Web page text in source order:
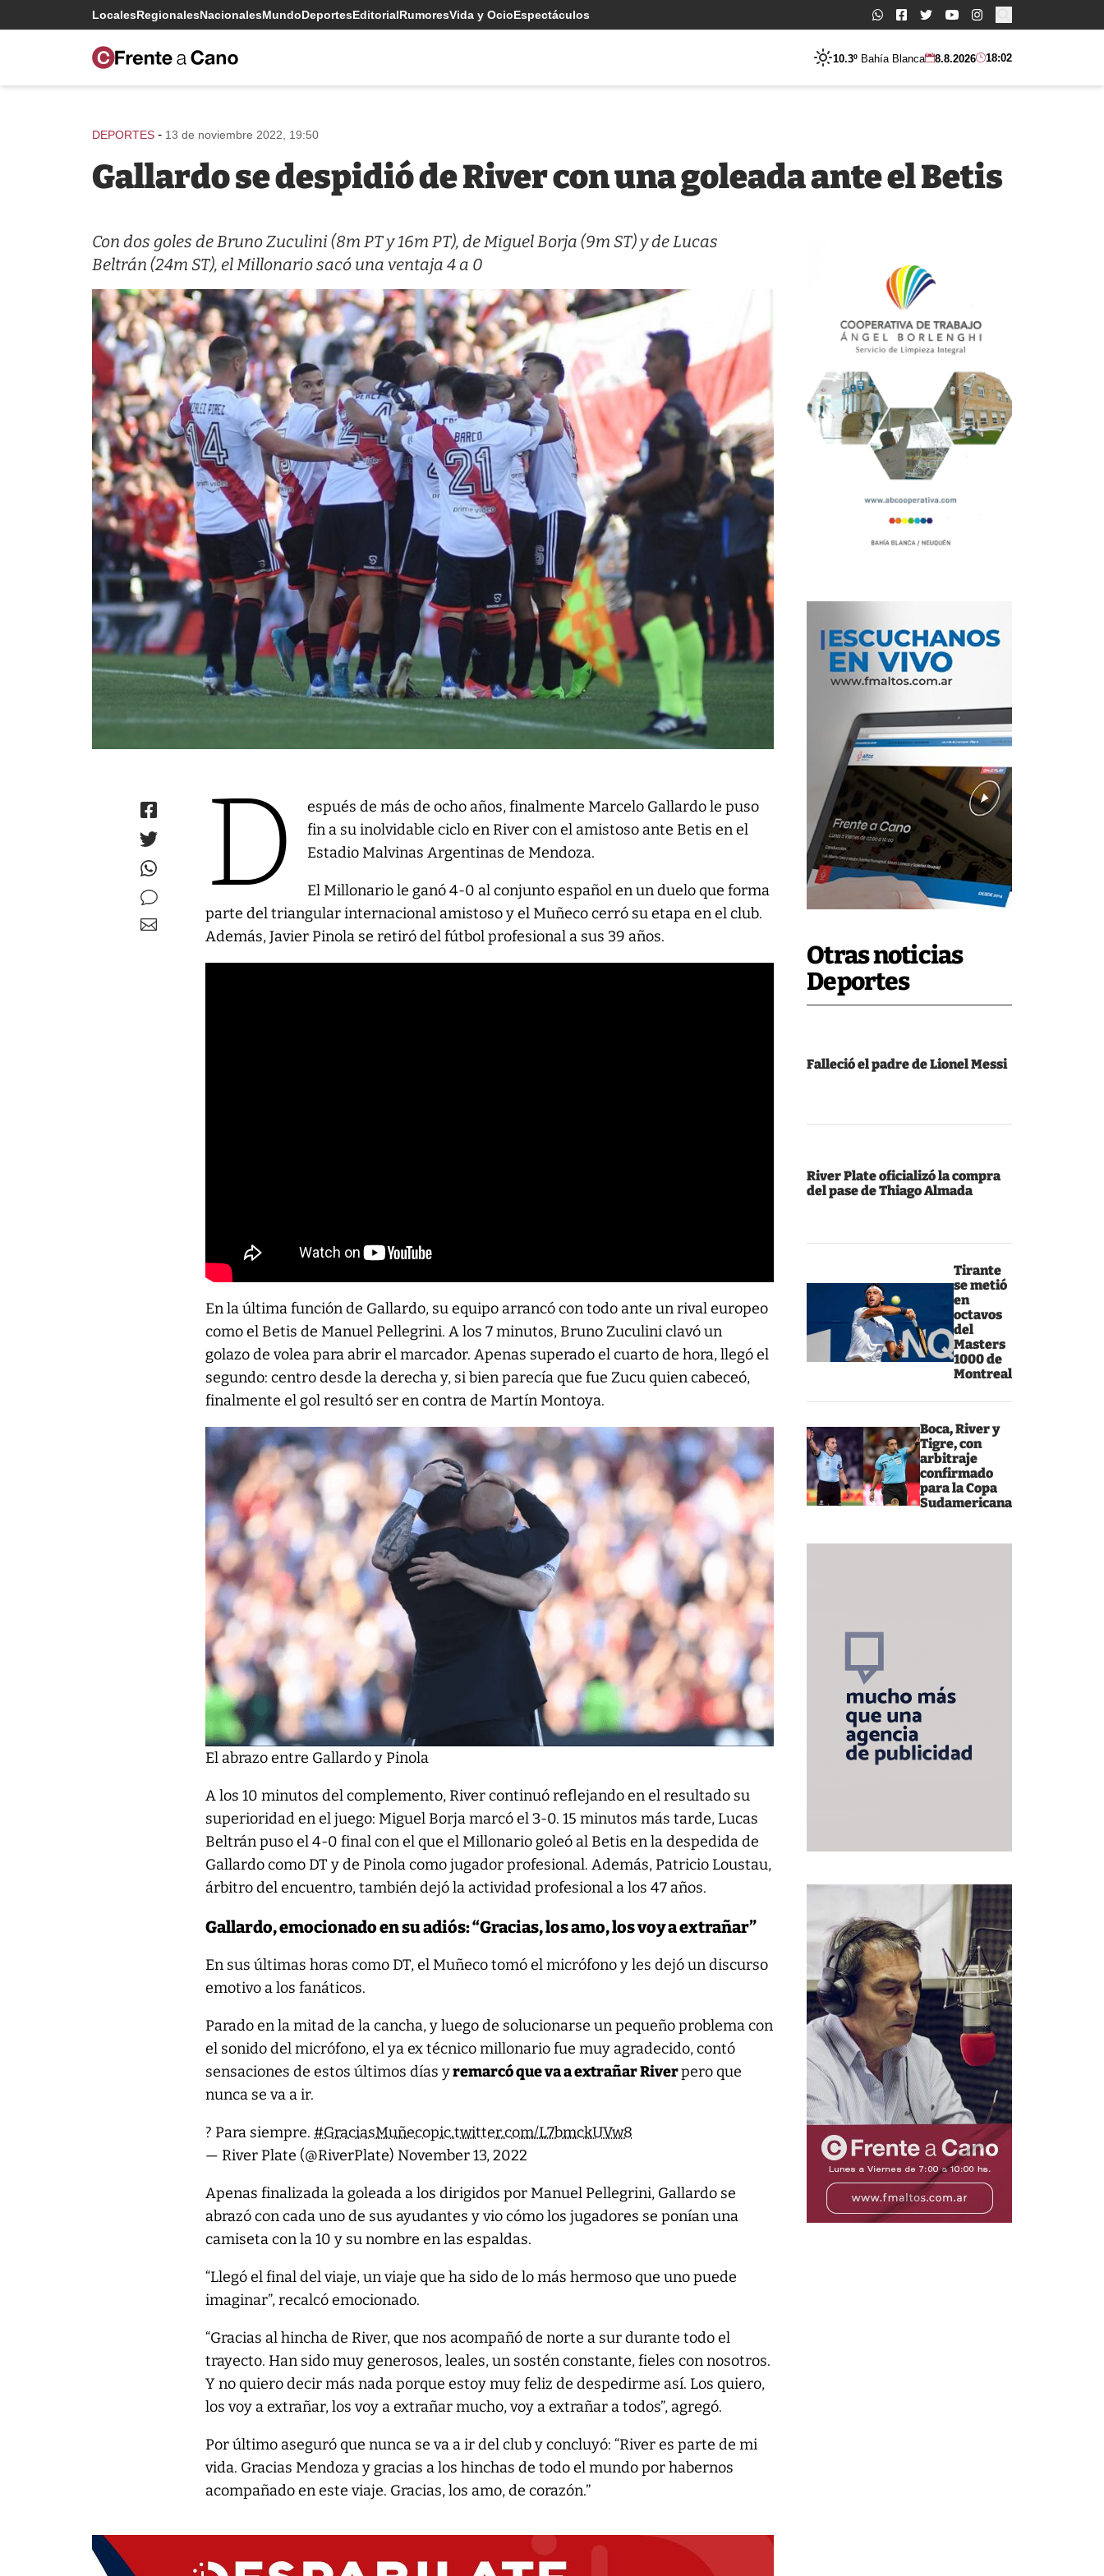
LocalesRegionalesNacionalesMundoDeportesEditorialRumoresVida y OcioEspectáculos Buscar:
10.3º Bahía Blanca 8.8.2026 18:02
Otras noticias
Deportes
Falleció el padre de Lionel Messi
River Plate oficializó la compra
del pase de Thiago Almada
Tirante
se metió
en
octavos
del
Masters
1000 de
Montreal
Boca, River y
Tigre, con
arbitraje
confirmado
para la Copa
Sudamericana
DEPORTES - 13 de noviembre 2022, 19:50
Gallardo se despidió de River con una goleada ante el Betis
Con dos goles de Bruno Zuculini (8m PT y 16m PT), de Miguel Borja (9m ST) y de Lucas
Beltrán (24m ST), el Millonario sacó una ventaja 4 a 0
D
espués de más de ocho años, finalmente Marcelo Gallardo le puso
fin a su inolvidable ciclo en River con el amistoso ante Betis en el
Estadio Malvinas Argentinas de Mendoza.
El Millonario le ganó 4-0 al conjunto español en un duelo que forma
parte del triangular internacional amistoso y el Muñeco cerró su etapa en el club.
Además, Javier Pinola se retiró del fútbol profesional a sus 39 años.
En la última función de Gallardo, su equipo arrancó con todo ante un rival europeo
como el Betis de Manuel Pellegrini. A los 7 minutos, Bruno Zuculini clavó un
golazo de volea para abrir el marcador. Apenas superado el cuarto de hora, llegó el
segundo: centro desde la derecha y, si bien parecía que fue Zucu quien cabeceó,
finalmente el gol resultó ser en contra de Martín Montoya.
El abrazo entre Gallardo y Pinola
A los 10 minutos del complemento, River continuó reflejando en el resultado su
superioridad en el juego: Miguel Borja marcó el 3-0. 15 minutos más tarde, Lucas
Beltrán puso el 4-0 final con el que el Millonario goleó al Betis en la despedida de
Gallardo como DT y de Pinola como jugador profesional. Además, Patricio Loustau,
árbitro del encuentro, también dejó la actividad profesional a los 47 años.
Gallardo, emocionado en su adiós: “Gracias, los amo, los voy a extrañar”
En sus últimas horas como DT, el Muñeco tomó el micrófono y les dejó un discurso
emotivo a los fanáticos.
Parado en la mitad de la cancha, y luego de solucionarse un pequeño problema con
el sonido del micrófono, el ya ex técnico millonario fue muy agradecido, contó
sensaciones de estos últimos días yremarcó que va a extrañar Riverpero que
nunca se va a ir.
? Para siempre. #GraciasMuñecopic.twitter.com/L7bmckUVw8
— River Plate (@RiverPlate)November 13, 2022
Apenas finalizada la goleada a los dirigidos por Manuel Pellegrini, Gallardo se
abrazó con cada uno de sus ayudantes y vio cómo los jugadores se ponían una
camiseta con la 10 y su nombre en las espaldas.
“Llegó el final del viaje, un viaje que ha sido de lo más hermoso que uno puede
imaginar”, recalcó emocionado.
“Gracias al hincha de River, que nos acompañó de norte a sur durante todo el
trayecto. Han sido muy generosos, leales, un sostén constante, fieles con nosotros.
Y no quiero decir más nada porque estoy muy feliz de despedirme así. Los quiero,
los voy a extrañar, los voy a extrañar mucho, voy a extrañar a todos”, agregó.
Por último aseguró que nunca se va a ir del club y concluyó: “River es parte de mi
vida. Gracias Mendoza y gracias a los hinchas de todo el mundo por habernos
acompañado en este viaje. Gracias, los amo, de corazón.”